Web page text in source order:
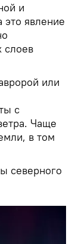
и
явление
слоев
или
с
Чаще
в том
северного